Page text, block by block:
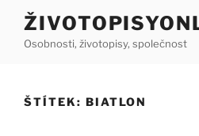
Přejít
obsahuOsobnosti, životopisy, společnost
ŠTÍTEK: BIATLON